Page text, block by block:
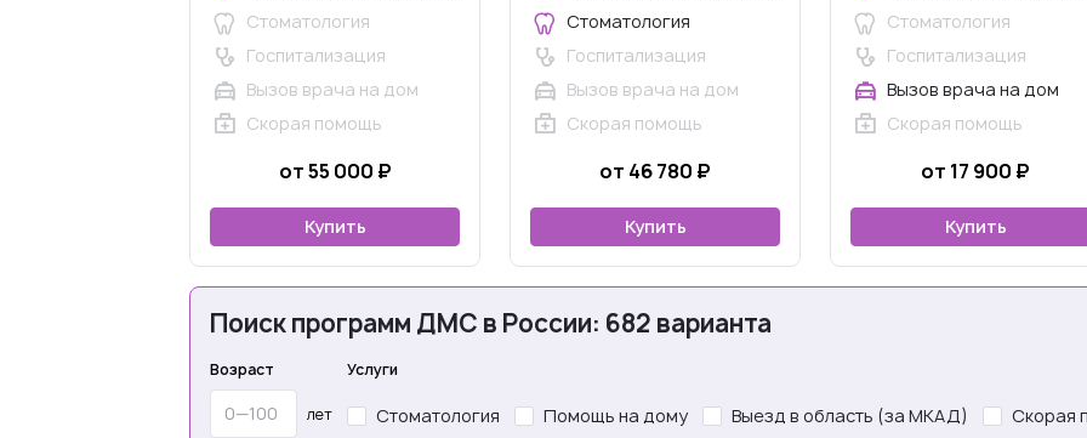
Стоматология
Госпитализация
Вызов врача на дом
Скорая помощь
от 55 000 ₽
Купить
Стоматология
Госпитализация
Вызов врача на дом
Скорая помощь
от 46 780 ₽
Купить
Стоматология
Госпитализация
Вызов врача на дом
Скорая помощь
от 17 900 ₽
Купить
Поиск программ ДМС в России: 682 варианта
Возраст
лет
Услуги
Стоматология Помощь на дому Выезд в область (за МКАД) Скорая